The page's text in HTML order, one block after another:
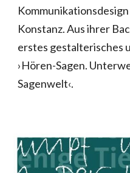
Konstanz. Aus ihrer
erstes gestalterisches
›Hören-Sagen.
Sagenwelt‹.